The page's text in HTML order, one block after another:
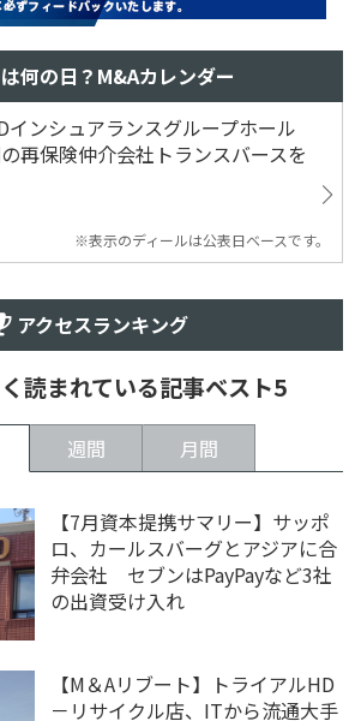
何の日？M&Aカレンダー
インシュアランスグループホール
再保険仲介会社トランスバースを
※表示のディールは公表日ベースです。
アクセスランキング
く読まれている記事ベスト5
週間 月間
【7月資本提携サマリー】サッポ
ロ、カールスバーグとアジアに合
弁会社 セブンはPayPayなど3社
の出資受け入れ
【M＆Aリブート】トライアルHD
－リサイクル店、ITから流通大手